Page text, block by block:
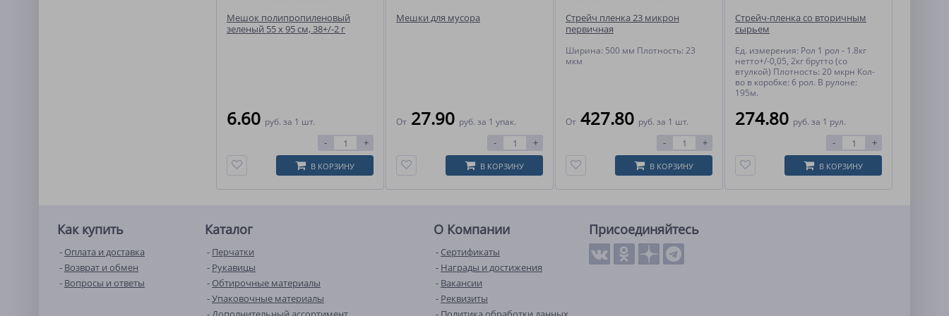
Мешок полипропиленовый
зеленый 55 x 95 см, 38+/-2 г
6.60 руб. за 1 шт.
- +
В КОРЗИНУ
Мешки для мусора
От 27.90 руб. за 1 упак.
- +
В КОРЗИНУ
Стрейч пленка 23 микрон
первичная
Ширина: 500 мм Плотность: 23
мкм
От 427.80 руб. за 1 шт.
- +
В КОРЗИНУ
Стрейч-пленка со вторичным
сырьем
Ед. измерения: Рол 1 рол - 1.8кг
нетто+/-0,05, 2кг брутто (со
втулкой) Плотность: 20 мкрн Кол-
во в коробке: 6 рол. В рулоне:
195м.
274.80 руб. за 1 рул.
- +
В КОРЗИНУ
Как купить
Оплата и доставка
Возврат и обмен
Вопросы и ответы
Каталог
Перчатки
Рукавицы
Обтирочные материалы
Упаковочные материалы
О Компании
Сертификаты
Награды и достижения
Вакансии
Реквизиты
Присоединяйтесь